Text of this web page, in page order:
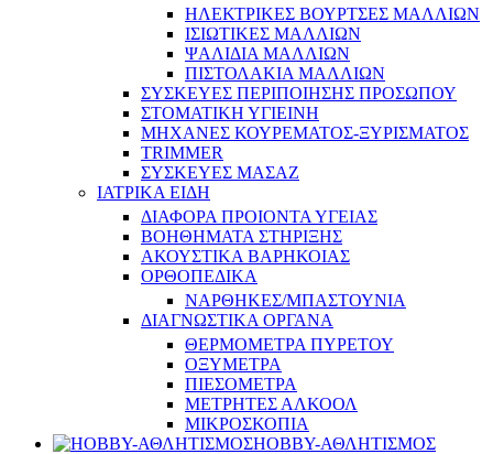
ΗΛΕΚΤΡΙΚΕΣ ΒΟΥΡΤΣΕΣ ΜΑΛΛΙΩΝ
ΙΣΙΩΤΙΚΕΣ ΜΑΛΛΙΩΝ
ΨΑΛΙΔΙΑ ΜΑΛΛΙΩΝ
ΠΙΣΤΟΛΑΚΙΑ ΜΑΛΛΙΩΝ
ΣΥΣΚΕΥΕΣ ΠΕΡΙΠΟΙΗΣΗΣ ΠΡΟΣΩΠΟΥ
ΣΤΟΜΑΤΙΚΗ ΥΓΙΕΙΝΗ
ΜΗΧΑΝΕΣ ΚΟΥΡΕΜΑΤΟΣ-ΞΥΡΙΣΜΑΤΟΣ
TRIMMER
ΣΥΣΚΕΥΕΣ ΜΑΣΑΖ
ΙΑΤΡΙΚΑ ΕΙΔΗ
ΔΙΑΦΟΡΑ ΠΡΟΙΟΝΤΑ ΥΓΕΙΑΣ
ΒΟΗΘΗΜΑΤΑ ΣΤΗΡΙΞΗΣ
ΑΚΟΥΣΤΙΚΑ ΒΑΡΗΚΟΙΑΣ
ΟΡΘΟΠΕΔΙΚΑ
ΝΑΡΘΗΚΕΣ/ΜΠΑΣΤΟΥΝΙΑ
ΔΙΑΓΝΩΣΤΙΚΑ ΟΡΓΑΝΑ
ΘΕΡΜΟΜΕΤΡΑ ΠΥΡΕΤΟΥ
ΟΞΥΜΕΤΡΑ
ΠΙΕΣΟΜΕΤΡΑ
ΜΕΤΡΗΤΕΣ ΑΛΚΟΟΛ
ΜΙΚΡΟΣΚΟΠΙΑ
HOBBY-ΑΘΛΗΤΙΣΜΟΣ